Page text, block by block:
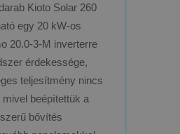
Kioto Solar 260
egy 20 kW-os
20.0-3-M inverterre
érdekessége,
teljesítmény nincs
beépítettük a
bővítés